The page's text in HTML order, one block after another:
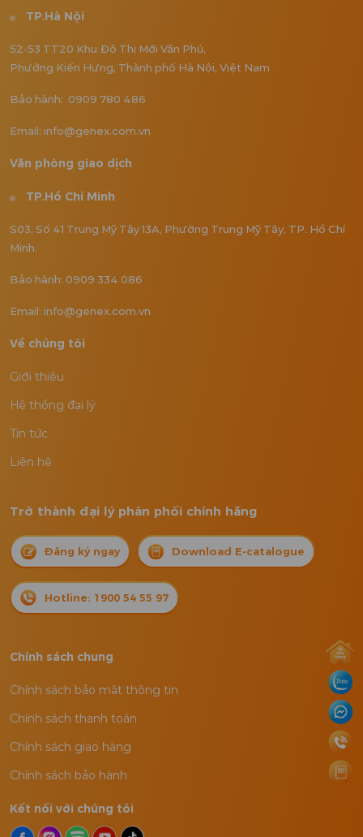
TP.Hà Nội
52-53 TT20 Khu Đô Thị Mới Văn Phú,
Phường Kiến Hưng, Thành phố Hà Nội, Việt Nam
Bảo hành: 0909 780 486
Email: info@genex.com.vn
Văn phòng giao dịch
TP.Hồ Chí Minh
S03, Số 41 Trung Mỹ Tây 13A, Phường Trung Mỹ Tây, TP. Hồ Chí
Minh.
Bảo hành: 0909 334 086
Email: info@genex.com.vn
Về chúng tôi
Giới thiệu
Hệ thống đại lý
Tin tức
Liên hệ
Trở thành đại lý phân phối chính hãng
Đăng ký ngay Download E-catalogue
Hotline: 1900 54 55 97
Chính sách chung
Chính sách bảo mật thông tin
Chính sách thanh toán
Chính sách giao hàng
Chính sách bảo hành
Kết nối với chúng tôi